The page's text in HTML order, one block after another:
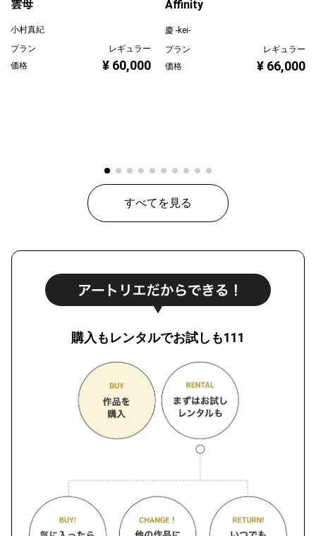
雲母
小村真紀
プラン
レギュラー
価格
¥ 60,000
Affinity
慶 -kei-
プラン
レギュラー
価格
¥ 66,000
すべてを見る
購入もレンタルでお試しも111